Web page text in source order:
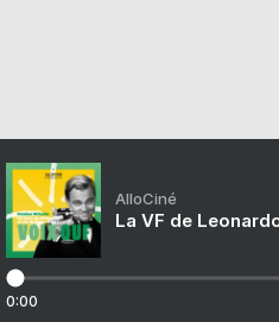
AlloCiné
La VF de
0:00